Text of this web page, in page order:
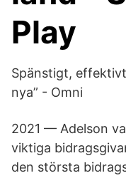
Play
Spänstigt,
nya” - Omni
2021 — Adelson
viktiga
den största